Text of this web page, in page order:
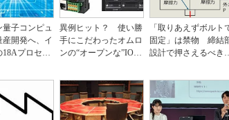
量子コンピュ
産開発へ、イ
18Aプロセス
異例ヒット？ 使い勝
手にこだわったオムロ
ンの“オープンな”IO-L
「取りあえずボルト
固定」は禁物 締結
設計で押さえるべき